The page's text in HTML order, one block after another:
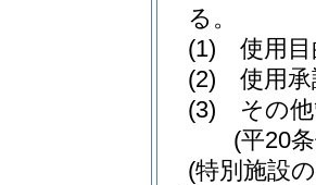
る。
(1)
使用
(2)
使用
(3)
その
(平20
(特別施設